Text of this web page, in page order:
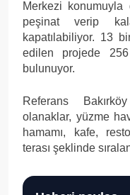
Merkezi
peşinat verip
kapatılabiliyor. 13
edilen projede
bulunuyor.
Referans
olanaklar, yüzme
hamamı, kafe,
terası şeklinde